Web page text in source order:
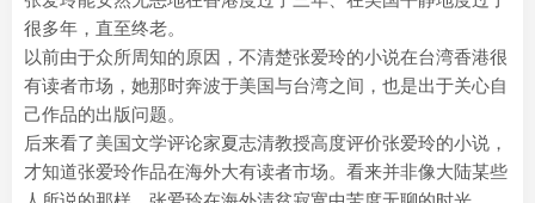
很多年，直至终老。
以前由于众所周知的原因，不清楚张爱玲的小说在台湾香港很
有读者市场，她那时奔波于美国与台湾之间，也是出于关心自
己作品的出版问题。
后来看了美国文学评论家夏志清教授高度评价张爱玲的小说，
才知道张爱玲作品在海外大有读者市场。看来并非像大陆某些